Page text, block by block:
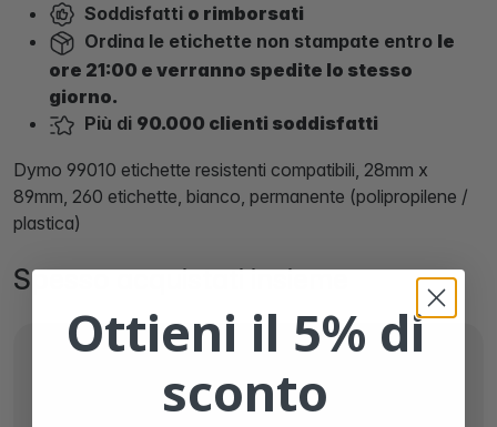
Soddisfatti o rimborsati
Ordina le etichette non stampate entro le
ore 21:00 e verranno spedite lo stesso
giorno.
Più di 90.000 clienti soddisfatti
Dymo 99010 etichette resistenti compatibili, 28mm x
89mm, 260 etichette, bianco, permanente (polipropilene /
plastica)
Spesso acquistati insieme
Ottieni il 5% di
sconto